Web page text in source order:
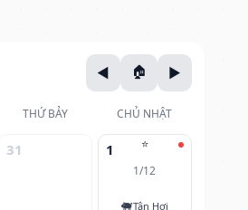
THỨ BẢY CHỦ NHẬT
31 ⭐
1
1/12
🐖Tân Hợi